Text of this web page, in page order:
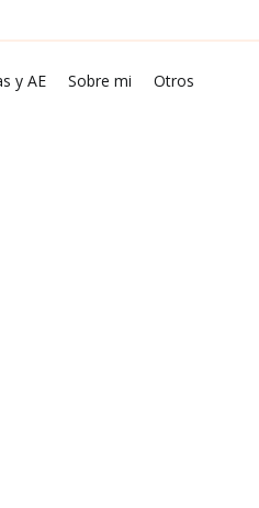
y AE Sobre mi Otros